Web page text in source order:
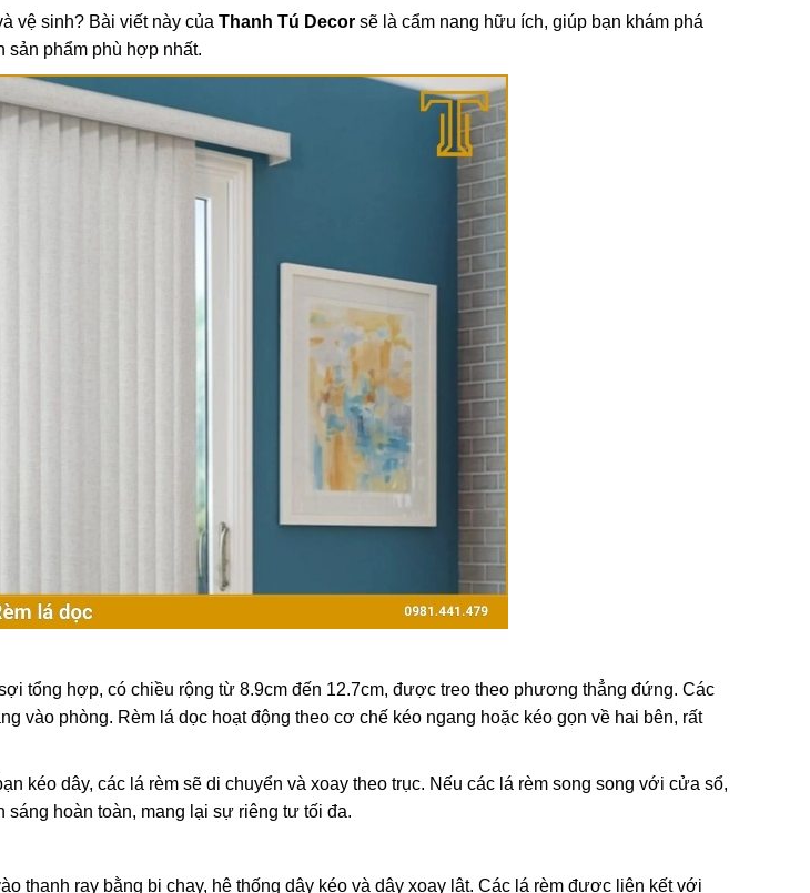
vệ sinh? Bài viết này của Thanh Tú Decor sẽ là cẩm nang hữu ích, giúp bạn khám phá
sản phẩm phù hợp nhất.
tổng hợp, có chiều rộng từ 8.9cm đến 12.7cm, được treo theo phương thẳng đứng. Các
vào phòng. Rèm lá dọc hoạt động theo cơ chế kéo ngang hoặc kéo gọn về hai bên, rất
kéo dây, các lá rèm sẽ di chuyển và xoay theo trục. Nếu các lá rèm song song với cửa sổ,
hoàn toàn, mang lại sự riêng tư tối đa.
thanh ray bằng bi chạy, hệ thống dây kéo và dây xoay lật. Các lá rèm được liên kết với